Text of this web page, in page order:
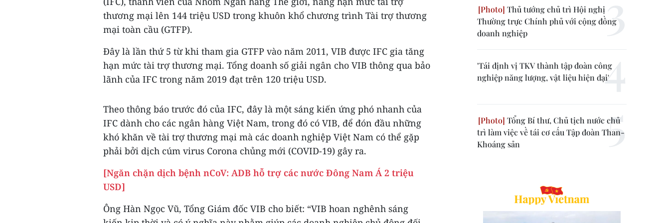
thương mại lên 144 triệu USD trong khuôn khổ chương trình Tài trợ thương
mại toàn cầu (GTFP).
Đây là lần thứ 5 từ khi tham gia GTFP vào năm 2011, VIB được IFC gia tăng
hạn mức tài trợ thương mại. Tổng doanh số giải ngân cho VIB thông qua bảo
lãnh của IFC trong năm 2019 đạt trên 120 triệu USD.
Theo thông báo trước đó của IFC, đây là một sáng kiến ứng phó nhanh của
IFC dành cho các ngân hàng Việt Nam, trong đó có VIB, để đón đầu những
khó khăn về tài trợ thương mại mà các doanh nghiệp Việt Nam có thể gặp
phải bởi dịch cúm virus Corona chủng mới (COVID-19) gây ra.
[Ngăn chặn dịch bệnh nCoV: ADB hỗ trợ các nước Đông Nam Á 2 triệu
USD]
Ông Hàn Ngọc Vũ, Tổng Giám đốc VIB cho biết: “VIB hoan nghênh sáng
Thủ tướng chủ trì Hội nghị
Thường trực Chính phủ với cộng đồng
doanh nghiệp
'Tái định vị TKV thành tập đoàn công
nghiệp năng lượng, vật liệu hiện đại'
Tổng Bí thư, Chủ tịch nước chủ
trì làm việc về tái cơ cấu Tập đoàn Than-
Khoáng sản